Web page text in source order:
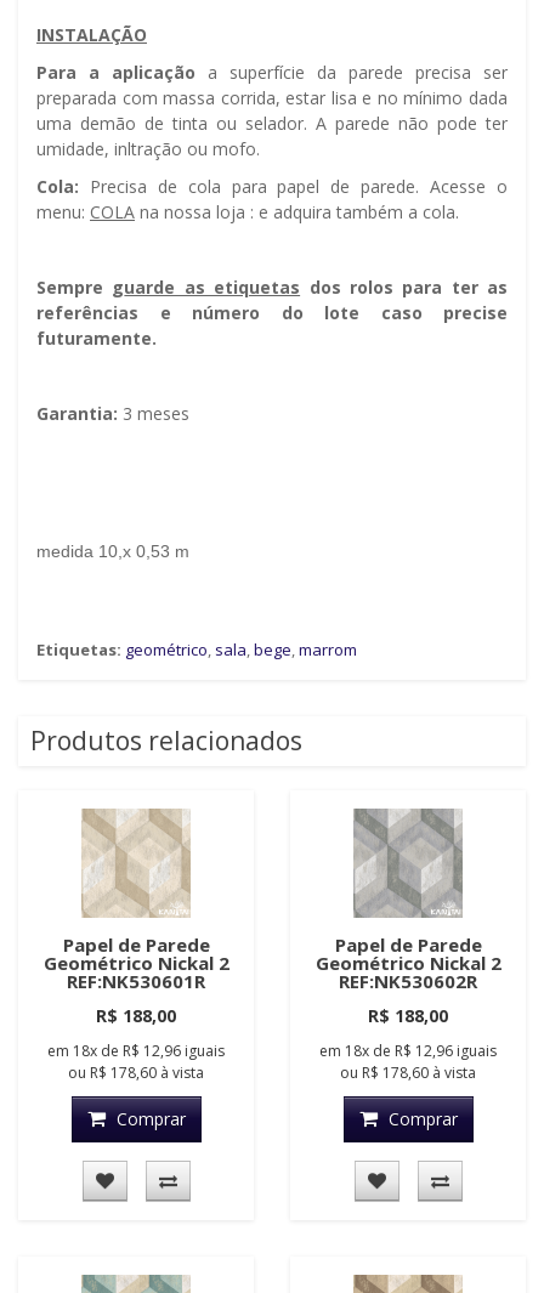
INSTALAÇÃO
Para a aplicação a superfície da parede precisa ser
preparada com massa corrida, estar lisa e no mínimo dada
uma demão de tinta ou selador. A parede não pode ter
umidade, infiltração ou mofo.
Cola: Precisa de cola para papel de parede. Acesse o
menu: COLA na nossa loja : e adquira também a cola.
Sempre guarde as etiquetas dos rolos para ter as
referências e número do lote caso precise
futuramente.
Garantia: 3 meses
medida 10,x 0,53 m
Etiquetas: geométrico, sala,bege,marrom
Produtos relacionados
Papel de Parede
Geométrico Nickal 2
REF:NK530601R
R$ 188,00
em 18x de R$ 12,96 iguais
ou R$ 178,60 à vista
Comprar
Papel de Parede
Geométrico Nickal 2
REF:NK530602R
R$ 188,00
em 18x de R$ 12,96 iguais
ou R$ 178,60 à vista
Comprar